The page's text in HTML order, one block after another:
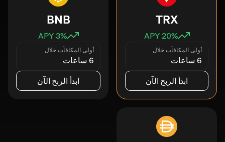
TRX
20% APY
أولى المكافآت خلال
6 ساعات
ابدأ الربح الآن
BNB
3% APY
أولى المكافآت خلال
6 ساعات
ابدأ الربح الآن